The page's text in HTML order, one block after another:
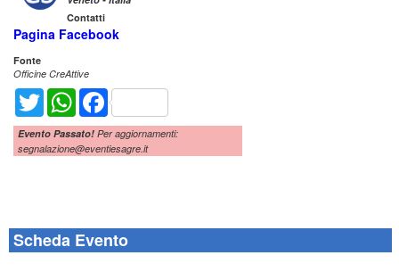
Contatti
Pagina Facebook
Fonte
Officine CreAttive
Twitter WhatsAppFacebook
Evento Passato! Per aggiornamenti:
segnalazione@eventiesagre.it
Scheda Evento